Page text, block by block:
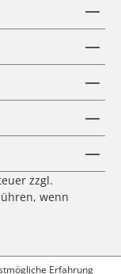
zzgl.
wenn
Erfahrung